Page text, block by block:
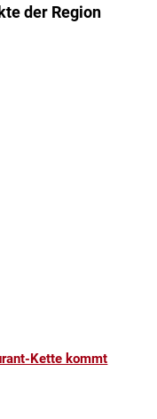
der Region
Kette kommt